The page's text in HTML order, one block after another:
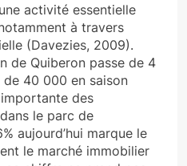
activité essentielle
à travers
(Davezies, 2009).
de Quiberon passe de 4
de 40 000 en saison
des
le parc de
aujourd’hui marque le
le marché immobilier